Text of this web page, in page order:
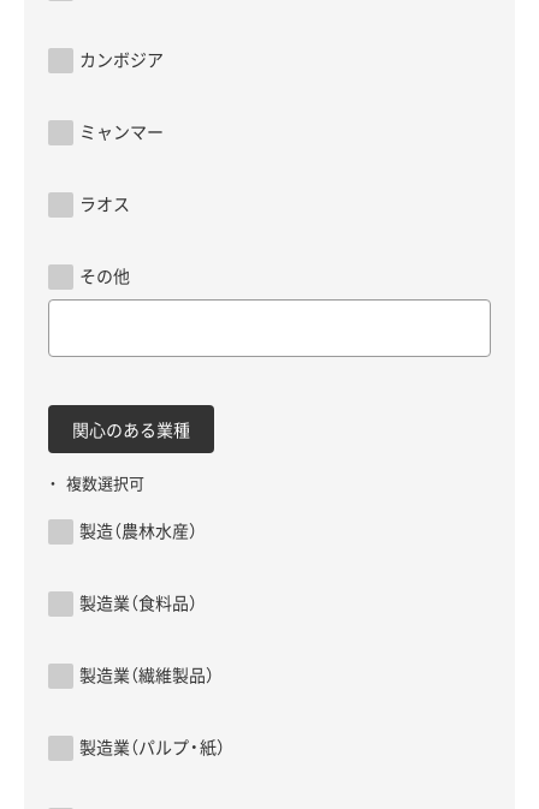
カンボジア
ミャンマー
ラオス
その他
関心のある業種
複数選択可
製造（農林水産）
製造業（食料品）
製造業（繊維製品）
製造業（パルプ・紙）